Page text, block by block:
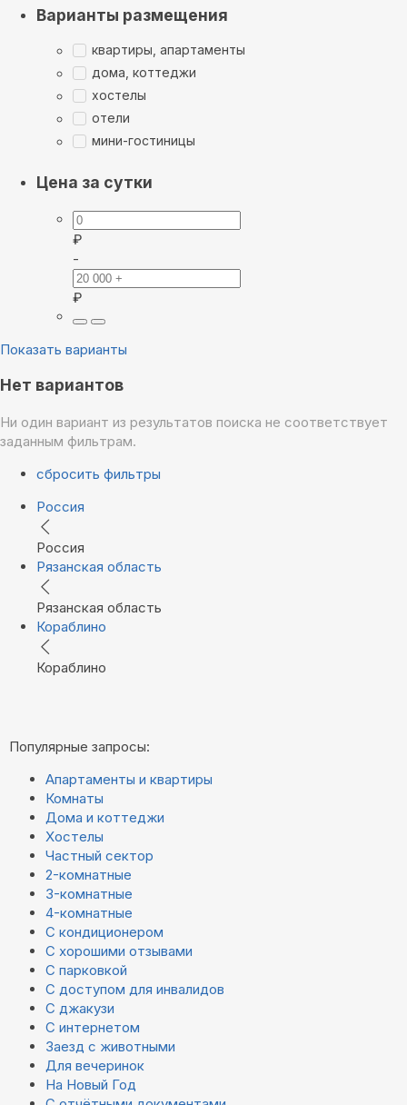
Варианты размещения
квартиры, апартаменты
дома, коттеджи
хостелы
отели
мини-гостиницы
Цена за сутки
₽
-
₽
Показать варианты
Нет вариантов
Ни один вариант из результатов поиска не соответствует
заданным фильтрам.
сбросить фильтры
Россия
Россия
Рязанская область
Рязанская область
Кораблино
Кораблино
Популярные запросы:
Апартаменты и квартиры
Комнаты
Дома и коттеджи
Хостелы
Частный сектор
2-комнатные
3-комнатные
4-комнатные
С кондиционером
С хорошими отзывами
С парковкой
С доступом для инвалидов
С джакузи
С интернетом
Заезд с животными
Для вечеринок
На Новый Год